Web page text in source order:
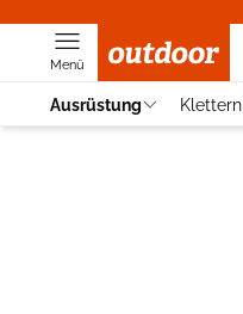
Menü
Ausrüstung Klettern